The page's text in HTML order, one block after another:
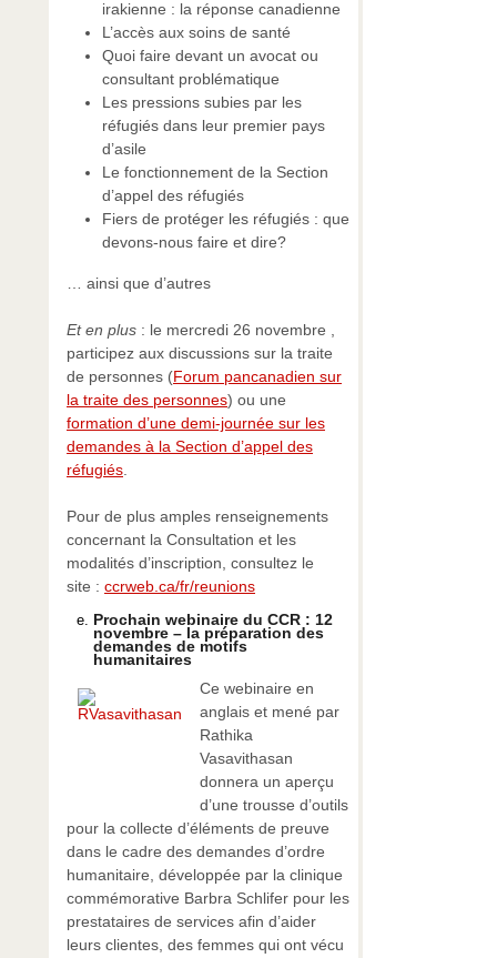
irakienne : la réponse canadienne
L’accès aux soins de santé
Quoi faire devant un avocat ou
consultant problématique
Les pressions subies par les
réfugiés dans leur premier pays
d’asile
Le fonctionnement de la Section
d’appel des réfugiés
Fiers de protéger les réfugiés : que
devons-nous faire et dire?
… ainsi que d’autres
Et en plus : le mercredi 26 novembre ,
participez aux discussions sur la traite
de personnes (Forum pancanadien sur
la traite des personnes) ou une
formation d’une demi-journée sur les
demandes à la Section d’appel des
réfugiés.
Pour de plus amples renseignements
concernant la Consultation et les
modalités d’inscription, consultez le
site : ccrweb.ca/fr/reunions
Prochain webinaire du CCR : 12
novembre – la préparation des
demandes de motifs
humanitaires
Ce webinaire en
anglais et mené par
Rathika
Vasavithasan
donnera un aperçu
d’une trousse d’outils
pour la collecte d’éléments de preuve
dans le cadre des demandes d’ordre
humanitaire, développée par la clinique
commémorative Barbra Schlifer pour les
prestataires de services afin d’aider
leurs clientes, des femmes qui ont vécu